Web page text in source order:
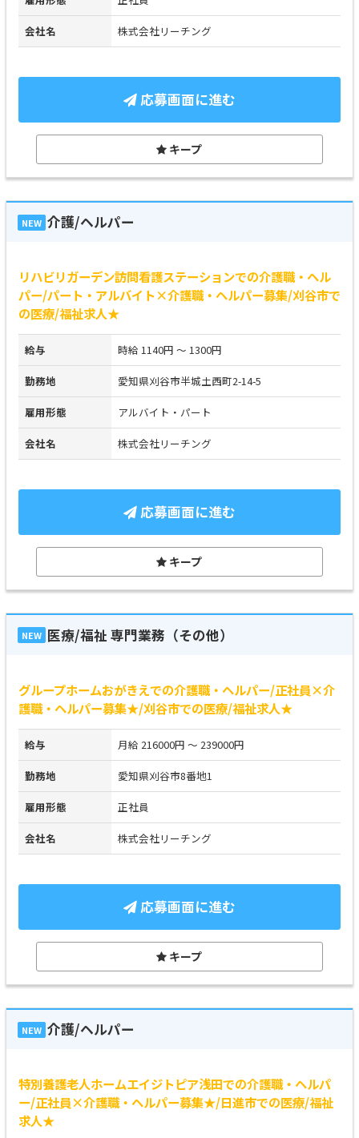
会社名 株式会社リーチング
応募画面に進む
キープ
NEW 介護/ヘルパー
リハビリガーデン訪問看護ステーションでの介護職・ヘル
パー/パート・アルバイト×介護職・ヘルパー募集/刈谷市で
の医療/福祉求人★
給与 時給 1140円 ～ 1300円
勤務地 愛知県刈谷市半城土西町2-14-5
雇用形態 アルバイト・パート
会社名 株式会社リーチング
応募画面に進む
キープ
NEW 医療/福祉 専門業務（その他）
グループホームおがきえでの介護職・ヘルパー/正社員×介
護職・ヘルパー募集★/刈谷市での医療/福祉求人★
給与 月給 216000円 ～ 239000円
勤務地 愛知県刈谷市8番地1
雇用形態 正社員
会社名 株式会社リーチング
応募画面に進む
キープ
NEW 介護/ヘルパー
特別養護老人ホームエイジトピア浅田での介護職・ヘルパ
ー/正社員×介護職・ヘルパー募集★/日進市での医療/福祉
求人★